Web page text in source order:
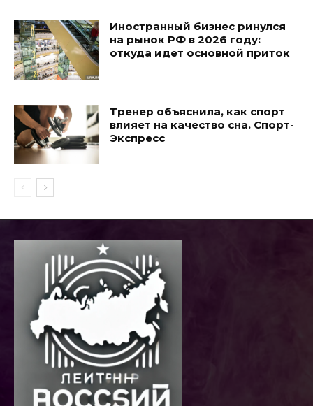
Иностранный бизнес ринулся
на рынок РФ в 2026 году:
откуда идет основной приток
Тренер объяснила, как спорт
влияет на качество сна. Спорт-
Экспресс